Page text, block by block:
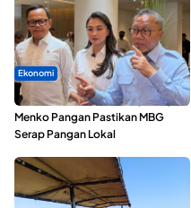
Ekonomi
SPPG di Maluku Utara Dipercepat,
Menko Pangan Pastikan MBG
Serap Pangan Lokal